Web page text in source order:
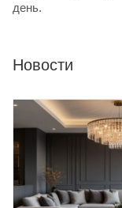
день.
Новости